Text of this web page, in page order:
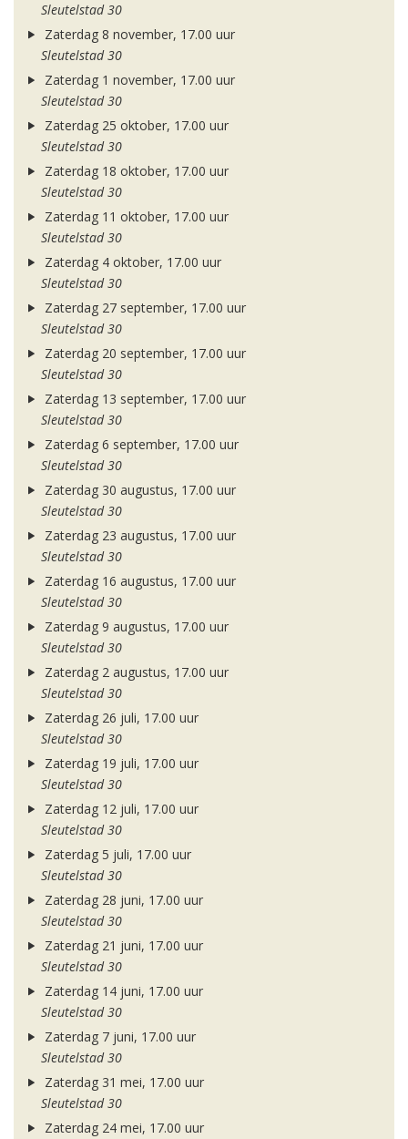
Sleutelstad 30
Zaterdag 8 november, 17.00 uur
Sleutelstad 30
Zaterdag 1 november, 17.00 uur
Sleutelstad 30
Zaterdag 25 oktober, 17.00 uur
Sleutelstad 30
Zaterdag 18 oktober, 17.00 uur
Sleutelstad 30
Zaterdag 11 oktober, 17.00 uur
Sleutelstad 30
Zaterdag 4 oktober, 17.00 uur
Sleutelstad 30
Zaterdag 27 september, 17.00 uur
Sleutelstad 30
Zaterdag 20 september, 17.00 uur
Sleutelstad 30
Zaterdag 13 september, 17.00 uur
Sleutelstad 30
Zaterdag 6 september, 17.00 uur
Sleutelstad 30
Zaterdag 30 augustus, 17.00 uur
Sleutelstad 30
Zaterdag 23 augustus, 17.00 uur
Sleutelstad 30
Zaterdag 16 augustus, 17.00 uur
Sleutelstad 30
Zaterdag 9 augustus, 17.00 uur
Sleutelstad 30
Zaterdag 2 augustus, 17.00 uur
Sleutelstad 30
Zaterdag 26 juli, 17.00 uur
Sleutelstad 30
Zaterdag 19 juli, 17.00 uur
Sleutelstad 30
Zaterdag 12 juli, 17.00 uur
Sleutelstad 30
Zaterdag 5 juli, 17.00 uur
Sleutelstad 30
Zaterdag 28 juni, 17.00 uur
Sleutelstad 30
Zaterdag 21 juni, 17.00 uur
Sleutelstad 30
Zaterdag 14 juni, 17.00 uur
Sleutelstad 30
Zaterdag 7 juni, 17.00 uur
Sleutelstad 30
Zaterdag 31 mei, 17.00 uur
Sleutelstad 30
Zaterdag 24 mei, 17.00 uur